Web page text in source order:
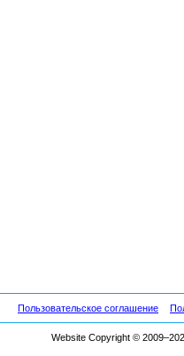
Пользовательское соглашение
Website Copyright ©